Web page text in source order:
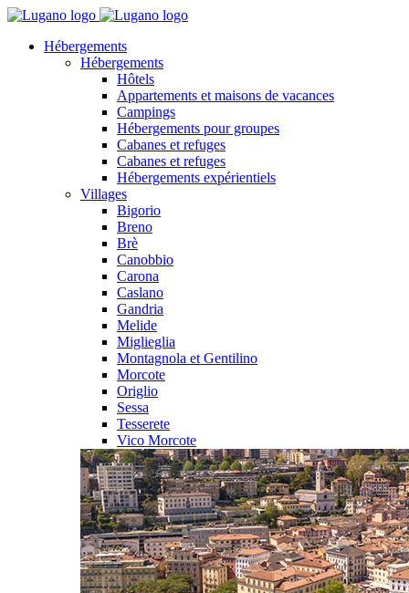
Hébergements
Hébergements
Hôtels
Appartements et maisons de vacances
Campings
Hébergements pour groupes
Cabanes et refuges
Cabanes et refuges
Hébergements expérientiels
Villages
Bigorio
Breno
Brè
Canobbio
Carona
Caslano
Gandria
Melide
Miglieglia
Montagnola et Gentilino
Morcote
Origlio
Sessa
Tesserete
Vico Morcote